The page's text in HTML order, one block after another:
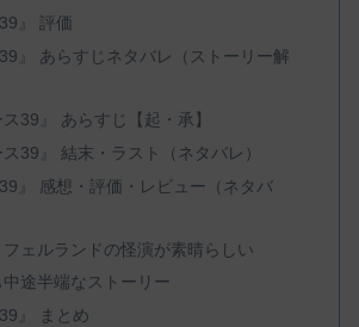
』 評価
』 あらすじネタバレ（ストーリー解
39』 あらすじ【起・承】
39』 結末・ラスト（ネタバレ）
』 感想・評価・レビュー（ネタバ
フェルランドの怪演が素晴らしい
中途半端なストーリー
』 まとめ